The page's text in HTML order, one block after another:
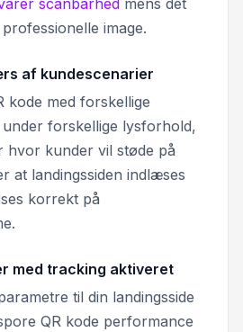
scanbarhed mens det
image.
af kundescenarier
kode med forskellige
forskellige lysforhold,
hvor kunder vil støde på
at landingssiden indlæses
korrekt på
med tracking aktiveret
til din landingsside
QR kode performance